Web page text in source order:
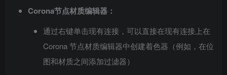
Corona节点材质编辑器：
通过右键单击现有连接，可以直接在现有连接上在
Corona 节点材质编辑器中创建着色器（例如，在位
图和材质之间添加过滤器）